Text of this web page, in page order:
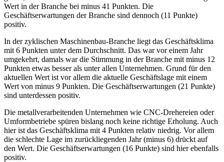
Wert in der Branche bei minus 41 Punkten. Die
Geschäftserwartungen der Branche sind dennoch (11 Punkte)
positiv.
In der zyklischen Maschinenbau-Branche liegt das Geschäftsklima
mit 6 Punkten unter dem Durchschnitt. Das war vor einem Jahr
umgekehrt, damals war die Stimmung in der Branche mit minus 12
Punkten etwas besser als unter allen Unternehmen. Grund für den
aktuellen Wert ist vor allem die aktuelle Geschäftslage mit einem
Wert von minus 9 Punkten. Die Geschäftserwartungen (21 Punkte)
sind unterdessen positiv.
Die metallverarbeitenden Unternehmen wie CNC-Drehereien oder
Umformbetriebe spüren bislang noch keine richtige Erholung. Auch
hier ist das Geschäftsklima mit 4 Punkten relativ niedrig. Vor allem
die schlechte Lage im zurückliegenden Jahr (minus 6) drückt auf
den Wert. Die Geschäftserwartungen (16 Punkte) sind hier ebenfalls
positiv.